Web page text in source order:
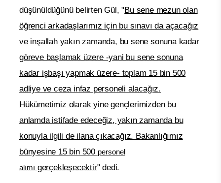
düşünüldüğünü belirten Gül, "Bu sene mezun olan
öğrenci arkadaşlarımız için bu sınavı da açacağız
ve inşallah yakın zamanda, bu sene sonuna kadar
göreve başlamak üzere -yani bu sene sonuna
kadar işbaşı yapmak üzere- toplam 15 bin 500
adliye ve ceza infaz personeli alacağız.
Hükümetimiz olarak yine gençlerimizden bu
anlamda istifade edeceğiz, yakın zamanda bu
konuyla ilgili de ilana çıkacağız. Bakanlığımız
bünyesine 15 bin 500 personel
alımı gerçekleşecektir" dedi.